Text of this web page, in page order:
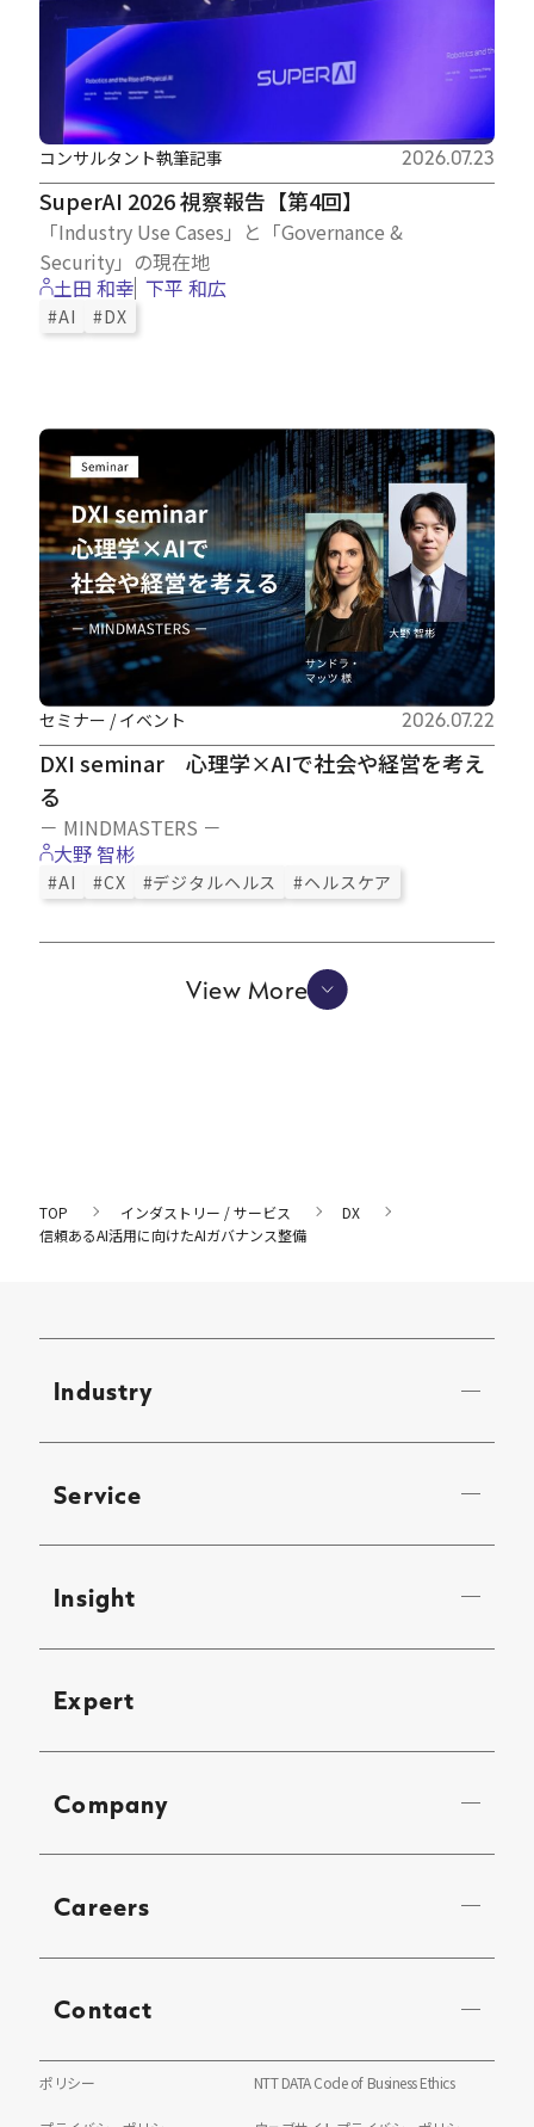
SuperAI 2026 視察報告【第4回】
「Industry Use Cases」と「Governance &
Security」の現在地
コンサルタント執筆記事 2026.07.23
土田 和幸 下平 和広
#AI #DX
DXI seminar 心理学×AIで社会や経営を考え
る
－ MINDMASTERS －
セミナー / イベント 2026.07.22
大野 智彬
#AI #CX #デジタルヘルス #ヘルスケア
View More
TOP インダストリー / サービス
DX
信頼あるAI活用に向けたAIガバナンス整備
Industry
Service
Insight
Expert
Company
Careers
Contact
ポリシー NTT DATA Code of Business Ethics